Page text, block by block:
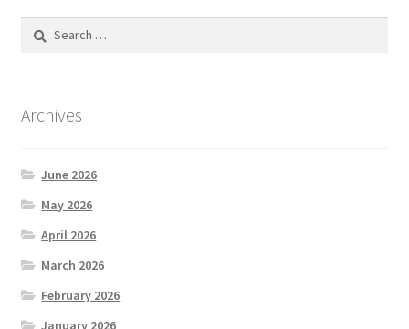
Archives
June 2026
May 2026
April 2026
March 2026
February 2026
January 2026